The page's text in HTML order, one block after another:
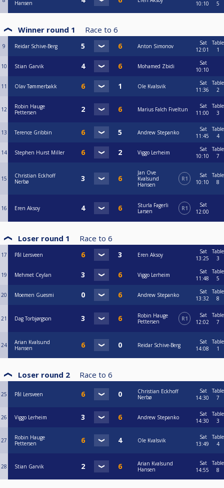
Hansen
10:10
5
Winner round 1 Race to 6
9 Reidar Schive-Berg Anton Simonov
Sat
12:01
Table
1
10 Stian Garvik Mohamed Zbidi
Sat
10:10
11 Olav Tømmerbakk Ole Kvalsvik
Sat
11:36
Table
2
12
Robin Hauge
Pettersen
Marius Falch Fiveltun
Sat
11:00
Table
3
13 Terence Gribbin Andrew Stepanko
Sat
11:45
Table
4
14 Stephen Hurst Miller Viggo Lerheim
Sat
10:10
Table
7
15
Christian Eckhoff
Nerbø
Jan Ove
Kvalsund
Hansen
R1
Sat
10:10
Table
8
16 Eren Aksoy
Sturla Fagerli
Larsen
R1
Sat
12:00
Loser round 1 Race to 6
17 Pål Lersveen Eren Aksoy
Sat
13:25
Table
3
19 Mehmet Ceylan Viggo Lerheim
Sat
11:48
Table
5
20 Moemen Guesmi Andrew Stepanko
Sat
13:32
Table
8
21 Dag Torbjørgson
Robin Hauge
Pettersen
R1
Sat
12:02
Table
7
24
Arian Kvalsund
Hansen
Reidar Schive-Berg
Sat
14:08
Table
1
Loser round 2 Race to 6
25 Pål Lersveen
Christian Eckhoff
Nerbø
Sat
14:30
Table
7
26 Viggo Lerheim Andrew Stepanko
Sat
14:30
Table
3
27
Robin Hauge
Pettersen
Ole Kvalsvik
Sat
13:49
Table
4
28 Stian Garvik
Arian Kvalsund
Hansen
Sat
14:55
Table
8